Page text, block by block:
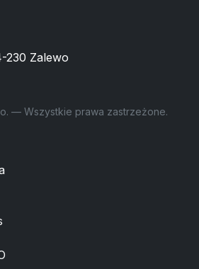
230 Zalewo
— Wszystkie prawa zastrzeżone.